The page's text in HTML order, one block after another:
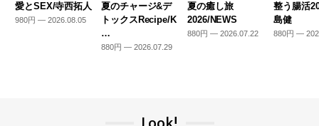
愛とSEX/寺西拓人
980円 — 2026.08.05
夏のチャージ&デ
トックスRecipe/K
…
880円 — 2026.07.29
夏の癒し旅
2026/NEWS
880円 — 2026.07.22
整う腸活
島健
880円 —